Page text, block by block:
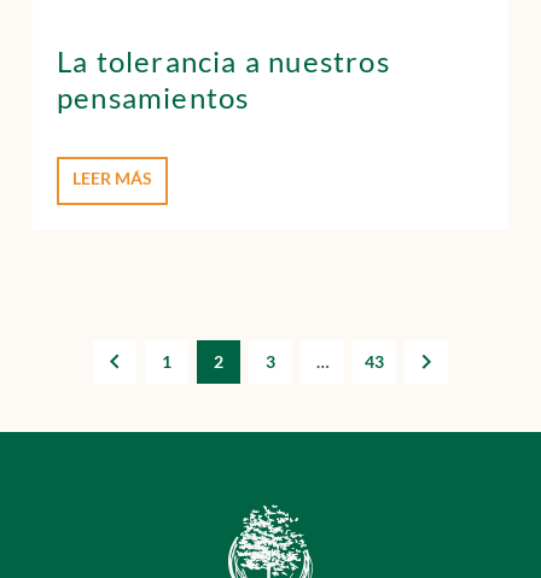
La tolerancia a nuestros
pensamientos
LEER MÁS
1 2 3 … 43